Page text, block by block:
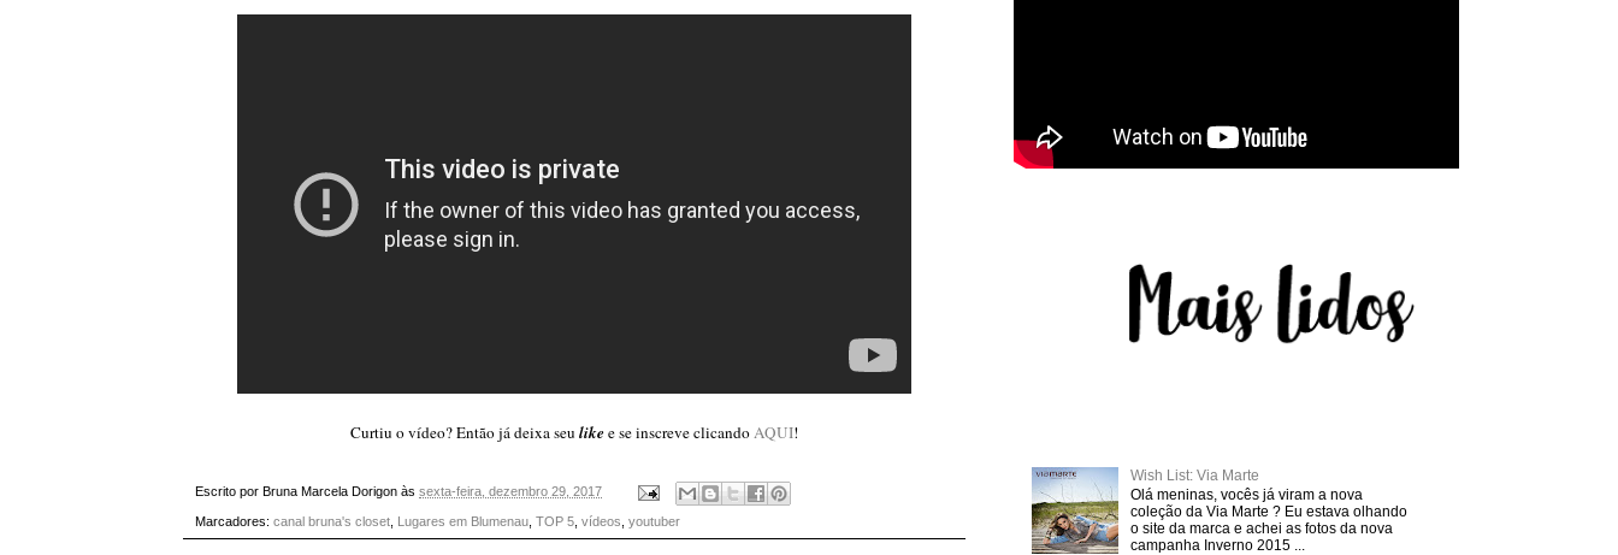
Curtiu o vídeo? Então já deixa seu likee se inscreve clicandoAQUI!
Escrito por Bruna Marcela Dorigon às sexta-feira, dezembro 29, 2017
Marcadores: canal bruna's closet Lugares em Blumenau TOP 5 vídeos youtuber
Wish List: Via Marte
Olá meninas, vocês já viram a nova
coleção da Via Marte ? Eu estava olhando
o site da marca e achei as fotos da nova
campanha Inverno 2015 ...